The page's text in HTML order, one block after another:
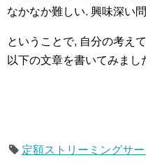
なかなか難しい. 興味深い
ということで, 自分の考え
以下の文章を書いてみまし
定額ストリーミングサー